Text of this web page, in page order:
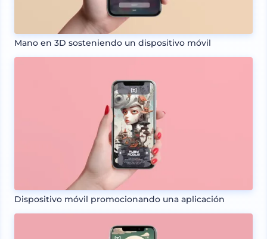
Mano en 3D sosteniendo un dispositivo móvil
Dispositivo móvil promocionando una aplicación